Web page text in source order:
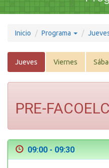
Inicio Programa
Jueves Viernes
PRE-
09:00 - 09:30